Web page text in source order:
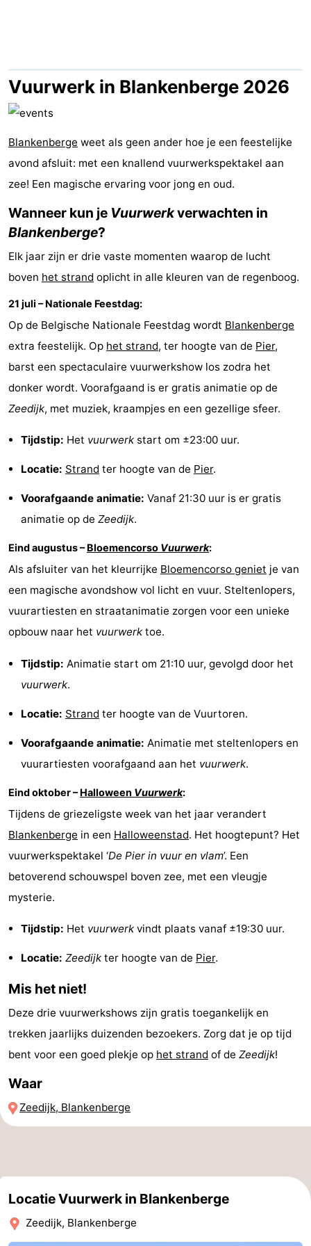
Beachside
Last
minutes
Strand
Zien
doen
-
Musea
-
Molens
Attracties
-
Rondvaarten
-
Boerderijen
-
Minigolfbanen
Wellness
centra
Dorpen
Steden
Sporten
Zwembaden
Golfbanen
Surfen
Wandelen
Eten
en
drinken
Evenementen
Praktisch
Forum
Cruise
Terminal
Route
-
Parkeren
-
Kusttram
Reisboekenwinkel
Nieuws
Medische
Zeeuws-
Vlaanderen
-
Vuurwerk in Blankenberge 2026
Blankenberge weet als geen ander hoe je een feestelijke
avond afsluit: met een knallend vuurwerkspektakel aan
zee! Een magische ervaring voor jong en oud.
Wanneer kun je Vuurwerkverwachten in
Blankenberge?
Elk jaar zijn er drie vaste momenten waarop de lucht
boven het strand oplicht in alle kleuren van de regenboog.
21 juli – Nationale Feestdag:
Op de Belgische Nationale Feestdag wordt Blankenberge
extra feestelijk. Op het strand, ter hoogte van de Pier,
barst een spectaculaire vuurwerkshow los zodra het
donker wordt. Voorafgaand is er gratis animatie op de
Zeedijk, met muziek, kraampjes en een gezellige sfeer.
Tijdstip: Het vuurwerk start om ±23:00 uur.​
Locatie: Strand ter hoogte van de Pier.​
Voorafgaande animatie: Vanaf 21:30 uur is er gratis
animatie op de Zeedijk.​
Eind augustus –Bloemencorso Vuurwerk:
Als afsluiter van het kleurrijke Bloemencorso geniet je van
een magische avondshow vol licht en vuur. Steltenlopers,
vuurartiesten en straatanimatie zorgen voor een unieke
opbouw naar het vuurwerk toe.
Tijdstip: Animatie start om 21:10 uur, gevolgd door het
vuurwerk.​
Locatie: Strand ter hoogte van de Vuurtoren.​
Voorafgaande animatie: Animatie met steltenlopers en
vuurartiesten voorafgaand aan het vuurwerk.​
Eind oktober –Halloween Vuurwerk:
Tijdens de griezeligste week van het jaar verandert
Blankenberge in een Halloweenstad. Het hoogtepunt? Het
vuurwerkspektakel ‘De Pier in vuur en vlam’. Een
betoverend schouwspel boven zee, met een vleugje
mysterie.
Tijdstip: Het vuurwerk vindt plaats vanaf ±19:30 uur.​
Locatie: Zeedijk ter hoogte van de Pier.​
Mis het niet!
Deze drie vuurwerkshows zijn gratis toegankelijk en
trekken jaarlijks duizenden bezoekers. Zorg dat je op tijd
bent voor een goed plekje op het strand of de Zeedijk!
Waar
Zeedijk, Blankenberge
Locatie Vuurwerk in Blankenberge
Zeedijk, Blankenberge